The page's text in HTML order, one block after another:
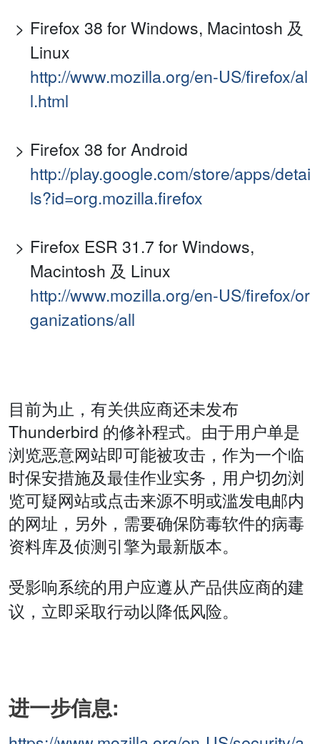
Firefox 38 for Windows, Macintosh 及
Linux
http://www.mozilla.org/en-US/firefox/al
l.html
Firefox 38 for Android
http://play.google.com/store/apps/detai
ls?id=org.mozilla.firefox
Firefox ESR 31.7 for Windows,
Macintosh 及 Linux
http://www.mozilla.org/en-US/firefox/or
ganizations/all
目前为止，有关供应商还未发布
Thunderbird 的修补程式。由于用户单是
浏览恶意网站即可能被攻击，作为一个临
时保安措施及最佳作业实务，用户切勿浏
览可疑网站或点击来源不明或滥发电邮内
的网址，另外，需要确保防毒软件的病毒
资料库及侦测引擎为最新版本。
受影响系统的用户应遵从产品供应商的建
议，立即采取行动以降低风险。
进一步信息: